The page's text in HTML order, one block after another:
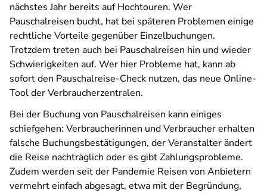
nächstes Jahr bereits auf Hochtouren. Wer
Pauschalreisen bucht, hat bei späteren Problemen einige
rechtliche Vorteile gegenüber Einzelbuchungen.
Trotzdem treten auch bei Pauschalreisen hin und wieder
Schwierigkeiten auf. Wer hier Probleme hat, kann ab
sofort den Pauschalreise-Check nutzen, das neue Online-
Tool der Verbraucherzentralen.
Bei der Buchung von Pauschalreisen kann einiges
schiefgehen: Verbraucherinnen und Verbraucher erhalten
falsche Buchungsbestätigungen, der Veranstalter ändert
die Reise nachträglich oder es gibt Zahlungsprobleme.
Zudem werden seit der Pandemie Reisen von Anbietern
vermehrt einfach abgesagt, etwa mit der Begründung,